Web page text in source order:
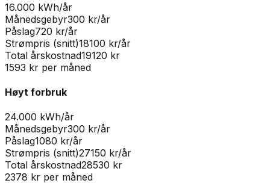
16.000 kWh/år
Månedsgebyr300 kr/år
Påslag720 kr/år
Strømpris (snitt)18100 kr/år
Total årskostnad19120 kr
1593 kr per måned
Høyt forbruk
24.000 kWh/år
Månedsgebyr300 kr/år
Påslag1080 kr/år
Strømpris (snitt)27150 kr/år
Total årskostnad28530 kr
2378 kr per måned